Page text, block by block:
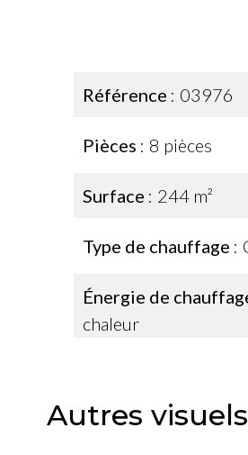
Référence 03976
Pièces 8 pièces
Surface 244 m²
Type de chauffage
Énergie de
chaleur
Autres visuels